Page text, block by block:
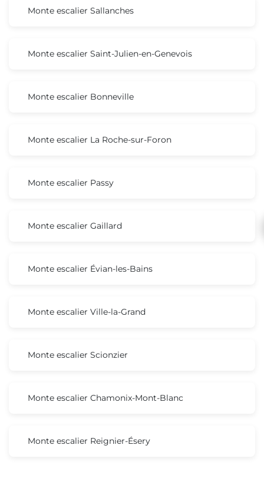
Monte escalier Sallanches
Monte escalier Saint-Julien-en-Genevois
Monte escalier Bonneville
Monte escalier La Roche-sur-Foron
Monte escalier Passy
Monte escalier Gaillard
Monte escalier Évian-les-Bains
Monte escalier Ville-la-Grand
Monte escalier Scionzier
Monte escalier Chamonix-Mont-Blanc
Monte escalier Reignier-Ésery